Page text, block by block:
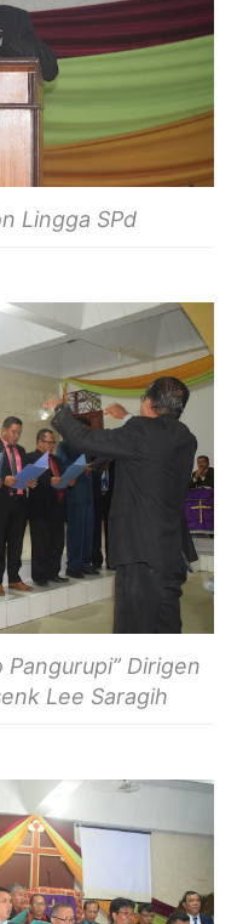
Lingga SPd
Pangurupi” Dirigen
Lee Saragih